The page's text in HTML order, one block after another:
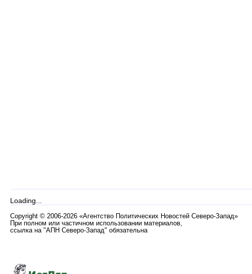
Loading...
Copyright © 2006-2026 «Агентство Политических Новостей Северо-Запад»
При полном или частичном использовании материалов,
ссылка на "АПН Северо-Запад" обязательна